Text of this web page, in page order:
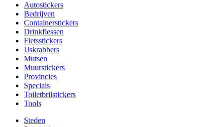
Autostickers
Bedrijven
Containerstickers
Drinkflessen
Fietsstickers
IJskrabbers
Mutsen
Muurstickers
Provincies
Specials
Toiletbrilstickers
Tools
Steden